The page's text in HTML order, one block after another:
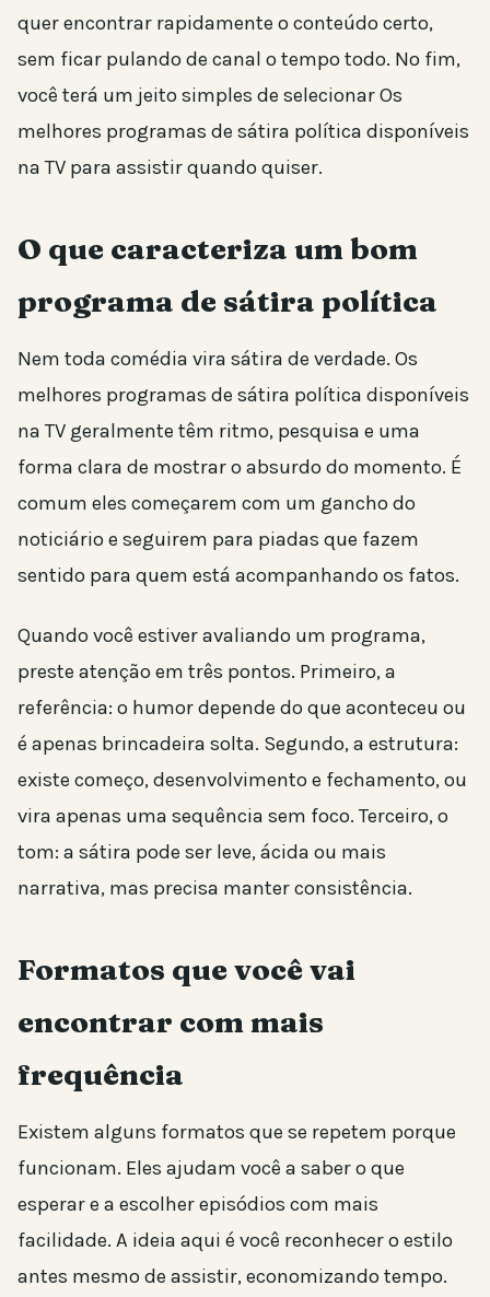
quer encontrar rapidamente o conteúdo certo,
sem ficar pulando de canal o tempo todo. No fim,
você terá um jeito simples de selecionar Os
melhores programas de sátira política disponíveis
na TV para assistir quando quiser.
O que caracteriza um bom
programa de sátira política
Nem toda comédia vira sátira de verdade. Os
melhores programas de sátira política disponíveis
na TV geralmente têm ritmo, pesquisa e uma
forma clara de mostrar o absurdo do momento. É
comum eles começarem com um gancho do
noticiário e seguirem para piadas que fazem
sentido para quem está acompanhando os fatos.
Quando você estiver avaliando um programa,
preste atenção em três pontos. Primeiro, a
referência: o humor depende do que aconteceu ou
é apenas brincadeira solta. Segundo, a estrutura:
existe começo, desenvolvimento e fechamento, ou
vira apenas uma sequência sem foco. Terceiro, o
tom: a sátira pode ser leve, ácida ou mais
narrativa, mas precisa manter consistência.
Formatos que você vai
encontrar com mais
frequência
Existem alguns formatos que se repetem porque
funcionam. Eles ajudam você a saber o que
esperar e a escolher episódios com mais
facilidade. A ideia aqui é você reconhecer o estilo
antes mesmo de assistir, economizando tempo.